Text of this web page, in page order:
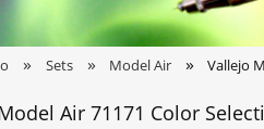
» Sets » Model Air » Vallejo
Air 71171 Color